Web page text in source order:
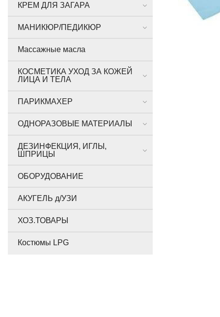
КРЕМ ДЛЯ ЗАГАРА
МАНИКЮР/ПЕДИКЮР
Массажные масла
КОСМЕТИКА УХОД ЗА КОЖЕЙ
ЛИЦА И ТЕЛА
ПАРИКМАХЕР
ОДНОРАЗОВЫЕ МАТЕРИАЛЫ
ДЕЗИНФЕКЦИЯ, ИГЛЫ,
ШПРИЦЫ
ОБОРУДОВАНИЕ
АКУГЕЛЬ д/УЗИ
ХОЗ.ТОВАРЫ
Костюмы LPG